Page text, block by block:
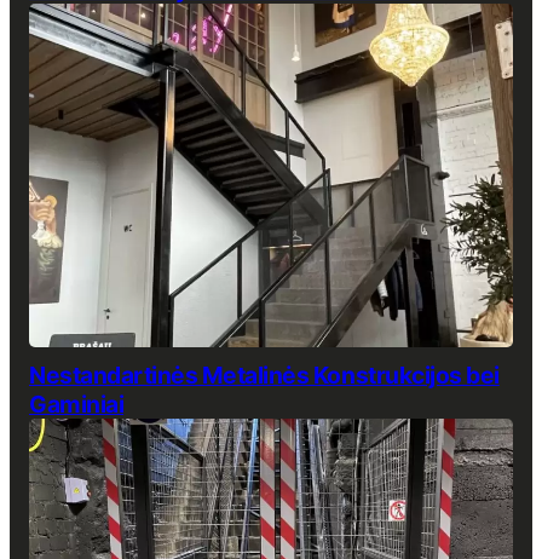
Nestandartinės Metalinės Konstrukcijos bei
Gaminiai